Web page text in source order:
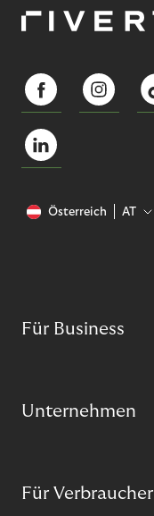
Österreich AT
Für Business
Unternehmen
Für Verbraucher